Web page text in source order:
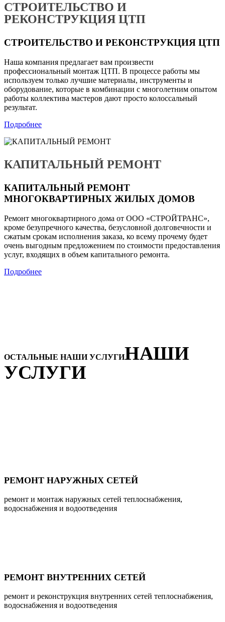
СТРОИТЕЛЬСТВО И
РЕКОНСТРУКЦИЯ ЦТП
СТРОИТЕЛЬСТВО И РЕКОНСТРУКЦИЯ ЦТП
Наша компания предлагает вам произвести
профессиональный монтаж ЦТП. В процессе работы мы
используем только лучшие материалы, инструменты и
оборудование, которые в комбинации с многолетним опытом
работы коллектива мастеров дают просто колоссальный
результат.
Подробнее
КАПИТАЛЬНЫЙ РЕМОНТ
КАПИТАЛЬНЫЙ РЕМОНТ
МНОГОКВАРТИРНЫХ ЖИЛЫХ ДОМОВ
Ремонт многоквартирного дома от ООО «СТРОЙТРАНС»,
кроме безупречного качества, безусловной долговечности и
сжатым срокам исполнения заказа, ко всему прочему будет
очень выгодным предложением по стоимости предоставления
услуг, входящих в объем капитального ремонта.
Подробнее
ОСТАЛЬНЫЕ НАШИ УСЛУГИНАШИ
УСЛУГИ
РЕМОНТ НАРУЖНЫХ СЕТЕЙ
ремонт и монтаж наружных сетей теплоснабжения,
водоснабжения и водоотведения
РЕМОНТ ВНУТРЕННИХ СЕТЕЙ
ремонт и реконструкция внутренних сетей теплоснабжения,
водоснабжения и водоотведения